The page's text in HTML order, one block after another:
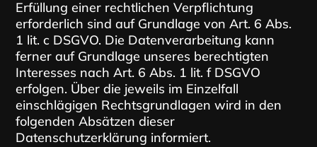
Erfüllung einer rechtlichen Verpflichtung
erforderlich sind auf Grundlage von Art. 6 Abs.
1 lit. c DSGVO. Die Datenverarbeitung kann
ferner auf Grundlage unseres berechtigten
Interesses nach Art. 6 Abs. 1 lit. f DSGVO
erfolgen. Über die jeweils im Einzelfall
einschlägigen Rechtsgrundlagen wird in den
folgenden Absätzen dieser
Datenschutzerklärung informiert.